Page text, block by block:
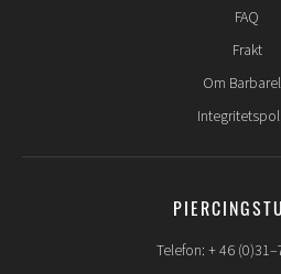
FAQ
Frakt
Om
Telefon: + 46